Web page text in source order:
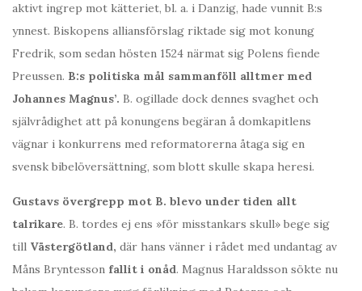
aktivt ingrep mot kätteriet, bl. a. i Danzig, hade vunnit B:s
ynnest. Biskopens alliansförslag riktade sig mot konung
Fredrik, som sedan hösten 1524 närmat sig Polens fiende
Preussen. B:s politiska mål sammanföll alltmer med
Johannes Magnus’. B. ogillade dock dennes svaghet och
självrådighet att på konungens begäran å domkapitlens
vägnar i konkurrens med reformatorerna åtaga sig en
svensk bibelöversättning, som blott skulle skapa heresi.
Gustavs övergrepp mot B. blevo under tiden allt
talrikare. B. tordes ej ens »för misstankars skull» bege sig
till Västergötland, där hans vänner i rådet med undantag av
Måns Bryntesson fallit i onåd. Magnus Haraldsson sökte nu